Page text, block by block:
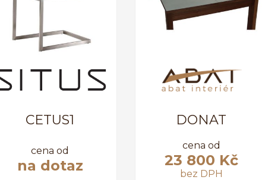
CETUS1
cena od
na dotaz
DONAT
cena od
23 800 Kč
bez DPH